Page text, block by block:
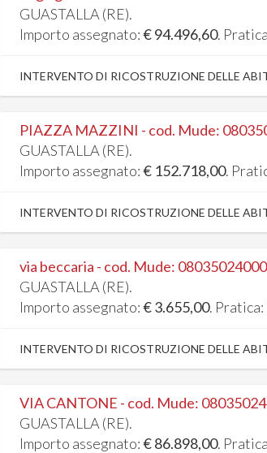
GUASTALLA (RE).
Importo assegnato:€ 94.496,60.
INTERVENTO DI RICOSTRUZIONE DELLE
PIAZZA MAZZINI - cod. Mude:
GUASTALLA (RE).
Importo assegnato:€ 152.718,00.
INTERVENTO DI RICOSTRUZIONE DELLE
via beccaria - cod. Mude:
GUASTALLA (RE).
Importo assegnato:€ 3.655,00. Pratica:
INTERVENTO DI RICOSTRUZIONE DELLE
VIA CANTONE - cod. Mude:
GUASTALLA (RE).
Importo assegnato:€ 86.898,00.